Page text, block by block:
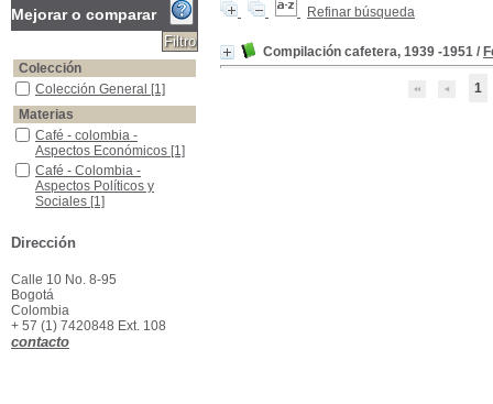
Refinar búsqueda
Compilación cafetera, 1939 -1951 /
1
Mejorar o comparar
Colección
Colección General
Colección General [1]
Materias
Café - colombia - Aspectos Económicos
Café - colombia -
Aspectos Económicos [1]
Café - Colombia - Aspectos Políticos y Sociales
Café - Colombia -
Aspectos Políticos y
Sociales [1]
Acuerdos
Cafeteros,1940
Dirección
Calle 10 No. 8-95
Bogotá
Colombia
+ 57 (1) 7420848 Ext. 108
contacto